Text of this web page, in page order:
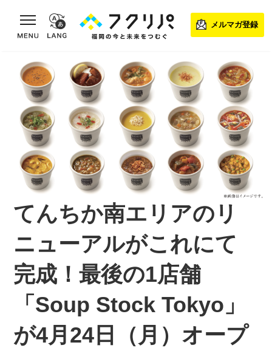
toggle navigation
メルマガ登録
てんちか南エリアのリ
ニューアルがこれにて
完成！最後の1店舗
「Soup Stock Tokyo」
が4月24日（月）オープ